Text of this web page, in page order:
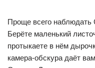
Проще всего наблюдать
Берёте маленький
протыкаете в нём
камера-обскура даёт